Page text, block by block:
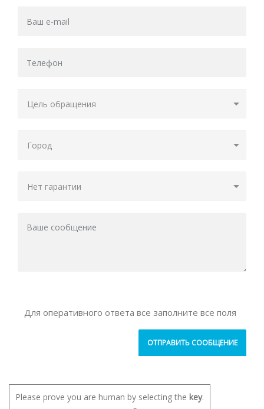
Для оперативного ответа все заполните все поля
Please prove you are human by selecting the key.